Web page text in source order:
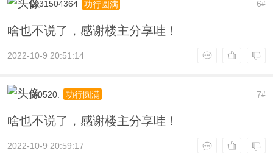
6#
1031504364 功行圆满
啥也不说了，感谢楼主分享哇！
2022-10-9 20:51:14
7#
文0520. 功行圆满
啥也不说了，感谢楼主分享哇！
2022-10-9 20:59:17